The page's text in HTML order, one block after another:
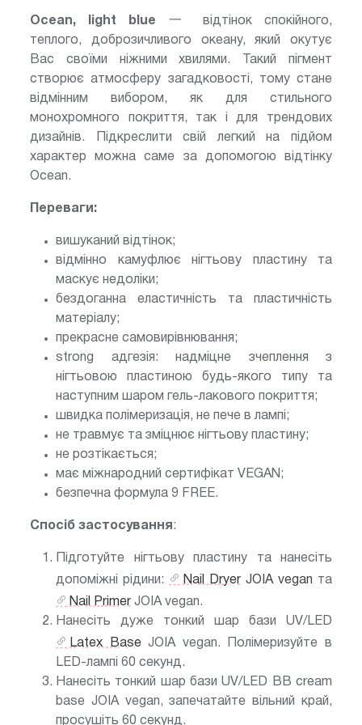
Ocean, light blue 一 відтінок спокійного,
теплого, доброзичливого океану, який окутує
Вас своїми ніжними хвилями. Такий пігмент
створює атмосферу загадковості, тому стане
відмінним вибором, як для стильного
монохромного покриття, так і для трендових
дизайнів. Підкреслити свій легкий на підйом
характер можна саме за допомогою відтінку
Ocean.
Переваги:
вишуканий відтінок;
відмінно камуфлює нігтьову пластину та
маскує недоліки;
бездоганна еластичність та пластичність
матеріалу;
прекрасне самовирівнювання;
strong адгезія: надміцне зчеплення з
нігтьовою пластиною будь-якого типу та
наступним шаром гель-лакового покриття;
швидка полімеризація, не пече в лампі;
не травмує та зміцнює нігтьову пластину;
не розтікається;
має міжнародний сертифікат VEGAN;
безпечна формула 9 FREE.
Спосіб застосування:
Підготуйте нігтьову пластину та нанесіть
допоміжні рідини:
Nail Dryer JOIA vegan та
Nail Primer JOIA vegan.
Нанесіть дуже тонкий шар бази UV/LED
Latex BaseJOIA vegan. Полімеризуйте в
LED-лампі 60 секунд.
Нанесіть тонкий шар бази UV/LED BB cream
base JOIA vegan, запечатайте вільний край,
просушіть 60 секунд.